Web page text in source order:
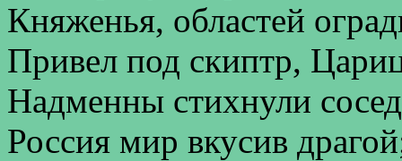
Княженья, областей
Привел под скиптр,
Надменны стихнули
Россия мир вкусив